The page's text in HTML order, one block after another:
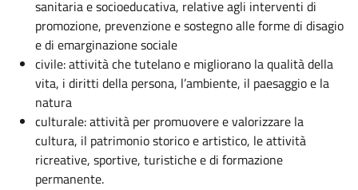
sanitaria e socioeducativa, relative agli interventi di
promozione, prevenzione e sostegno alle forme di disagio
e di emarginazione sociale
civile: attività che tutelano e migliorano la qualità della
vita, i diritti della persona, l’ambiente, il paesaggio e la
natura
culturale: attività per promuovere e valorizzare la
cultura, il patrimonio storico e artistico, le attività
ricreative, sportive, turistiche e di formazione
permanente.